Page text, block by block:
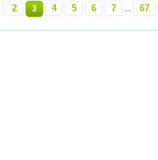
2 3 4 5 6 7 ... 67»